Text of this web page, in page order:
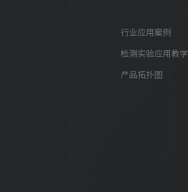
行业应用案例
检测实验应用教学
产品拓扑图